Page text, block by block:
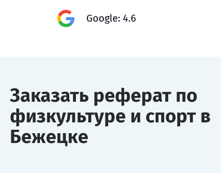
Google: 4.6
Заказать реферат по
физкультуре и спорт в
Бежецке